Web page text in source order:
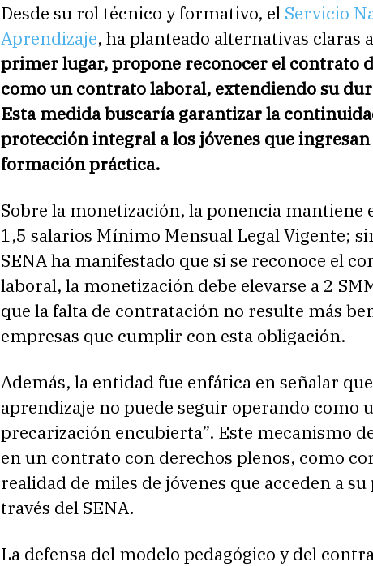
Desde su rol técnico y formativo, el Servicio
Aprendizaje, ha planteado alternativas claras
primer lugar, propone reconocer el contrato
como un contrato laboral, extendiendo su
Esta medida buscaría garantizar la
protección integral a los jóvenes que ingresan
formación práctica.
Sobre la monetización, la ponencia mantiene
1,5 salarios Mínimo Mensual Legal Vigente;
SENA ha manifestado que si se reconoce el
laboral, la monetización debe elevarse a 2
que la falta de contratación no resulte más
empresas que cumplir con esta obligación.
Además, la entidad fue enfática en señalar
aprendizaje no puede seguir operando como
precarización encubierta”. Este mecanismo
en un contrato con derechos plenos, como
realidad de miles de jóvenes que acceden a
través del SENA.
La defensa del modelo pedagógico y del